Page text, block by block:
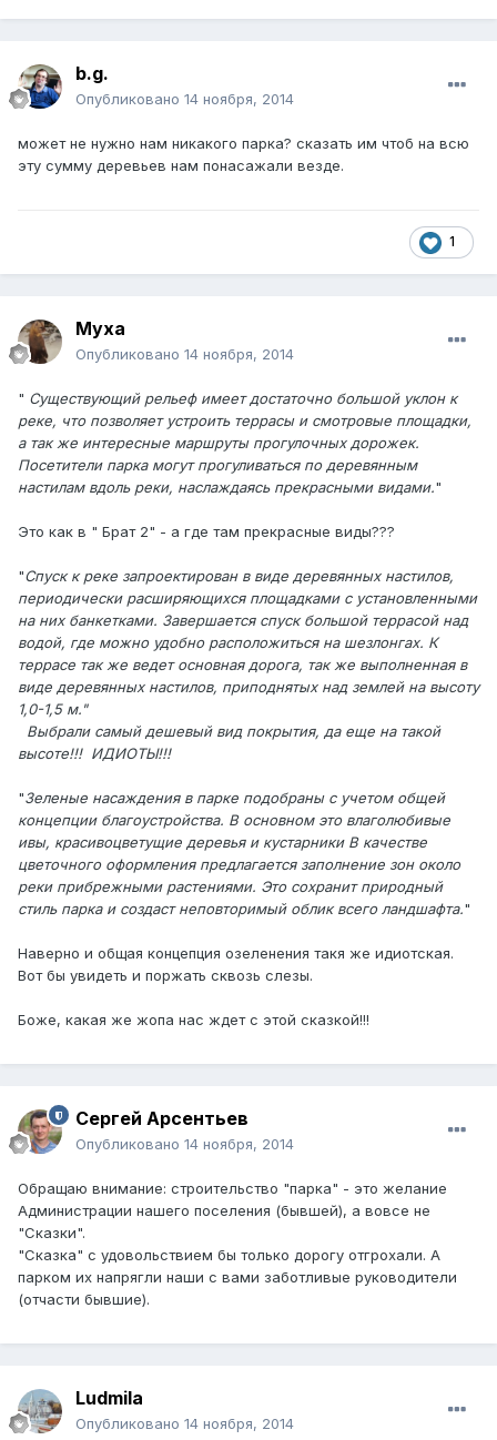
b.g.
Опубликовано 14 ноября, 2014
может не нужно нам никакого парка? сказать им чтоб на всю
эту сумму деревьев нам понасажали везде.
1
Муха
Опубликовано 14 ноября, 2014
" Существующий рельеф имеет достаточно большой уклон к
реке, что позволяет устроить террасы и смотровые площадки,
а так же интересные маршруты прогулочных дорожек.
Посетители парка могут прогуливаться по деревянным
настилам вдоль реки, наслаждаясь прекрасными видами."
Это как в " Брат 2" - а где там прекрасные виды???
"Спуск к реке запроектирован в виде деревянных настилов,
периодически расширяющихся площадками с установленными
на них банкетками. Завершается спуск большой террасой над
водой, где можно удобно расположиться на шезлонгах. К
террасе так же ведет основная дорога, так же выполненная в
виде деревянных настилов, приподнятых над землей на высоту
1,0-1,5 м."
Выбрали самый дешевый вид покрытия, да еще на такой
высоте!!! ИДИОТЫ!!!
"Зеленые насаждения в парке подобраны с учетом общей
концепции благоустройства. В основном это влаголюбивые
ивы, красивоцветущие деревья и кустарники В качестве
цветочного оформления предлагается заполнение зон около
реки прибрежными растениями. Это сохранит природный
стиль парка и создаст неповторимый облик всего ландшафта."
Наверно и общая концепция озеленения такя же идиотская.
Вот бы увидеть и поржать сквозь слезы.
Боже, какая же жопа нас ждет с этой сказкой!!!
Сергей Арсентьев
Опубликовано 14 ноября, 2014
Обращаю внимание: строительство "парка" - это желание
Администрации нашего поселения (бывшей), а вовсе не
"Сказки".
"Сказка" с удовольствием бы только дорогу отгрохали. А
парком их напрягли наши с вами заботливые руководители
(отчасти бывшие).
Ludmila
Опубликовано 14 ноября, 2014